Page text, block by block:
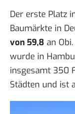
Der erste Platz
Baumärkte in
von 59,8 an
wurde in
insgesamt 350
Städten und ist